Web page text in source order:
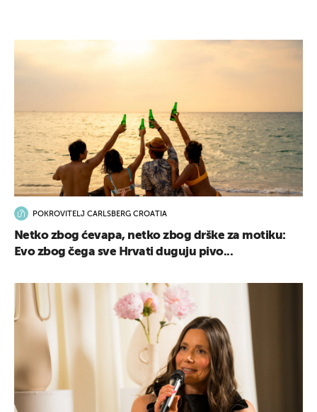
POKROVITELJ CARLSBERG CROATIA
Netko zbog ćevapa, netko zbog drške za motiku:
Evo zbog čega sve Hrvati duguju pivo...